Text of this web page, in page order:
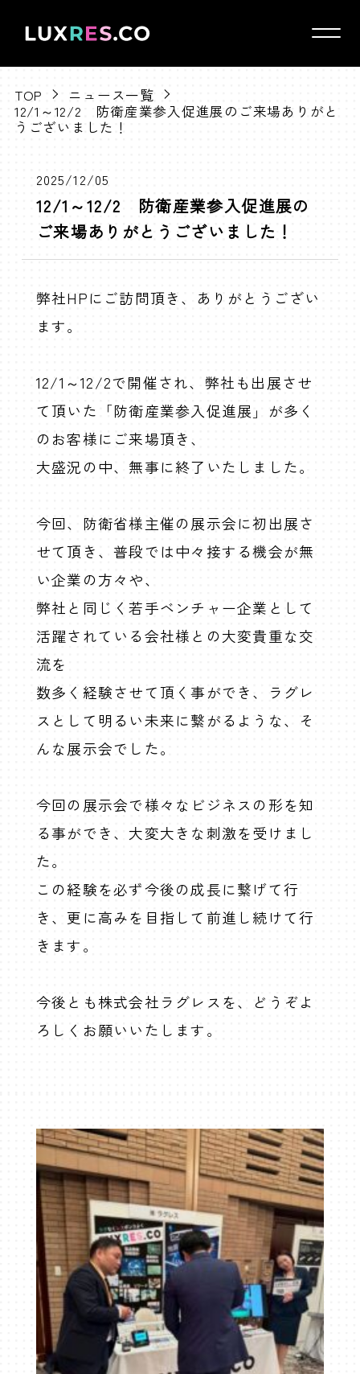
会社概要
事業紹介
回路設計/FW
基板設計/シミュレーション
プリント基板
部品調達/ハーネス
mosaicシリーズのご紹介
ニュース
採用
オンラインショップ
TOP
ニュース一覧
12/1～12/2 防衛産業参入促進展のご来場ありがと
うございました！
2025/12/05
12/1～12/2 防衛産業参入促進展の
ご来場ありがとうございました！
弊社HPにご訪問頂き、ありがとうござい
ます。
12/1～12/2で開催され、弊社も出展させ
て頂いた「防衛産業参入促進展」が多く
のお客様にご来場頂き、
大盛況の中、無事に終了いたしました。
今回、防衛省様主催の展示会に初出展さ
せて頂き、普段では中々接する機会が無
い企業の方々や、
弊社と同じく若手ベンチャー企業として
活躍されている会社様との大変貴重な交
流を
数多く経験させて頂く事ができ、ラグレ
スとして明るい未来に繋がるような、そ
んな展示会でした。
今回の展示会で様々なビジネスの形を知
る事ができ、大変大きな刺激を受けまし
た。
この経験を必ず今後の成長に繋げて行
き、更に高みを目指して前進し続けて行
きます。
今後とも株式会社ラグレスを、どうぞよ
ろしくお願いいたします。